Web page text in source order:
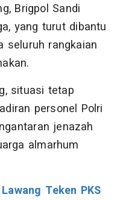
Brigpol Sandi
yang turut dibantu
seluruh rangkaian
situasi tetap
personel Polri
jenazah
almarhum
Teken PKS